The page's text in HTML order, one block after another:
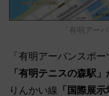
「有明アー
「有明アーバンスポ
「有明テニスの森駅
りんかい線
「国際展